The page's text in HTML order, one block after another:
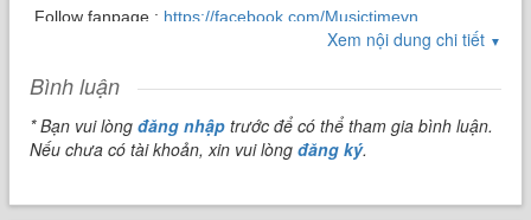
Follow fanpage : https://facebook.com/Musictimevn
Xem nội dung chi tiết ▼
Bình luận
* Bạn vui lòngđăng nhập trước để có thể tham gia bình luận.
Nếu chưa có tài khoản, xin vui lòngđăng ký.